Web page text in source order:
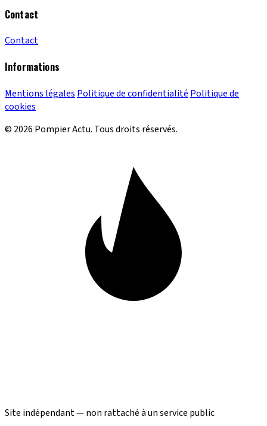
Contact
Contact
Informations
Mentions légales Politique de confidentialité Politique de
cookies
© 2026 Pompier Actu. Tous droits réservés.
Site indépendant — non rattaché à un service public